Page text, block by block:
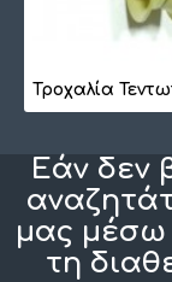
Εάν δεν
μας μέσω
τη